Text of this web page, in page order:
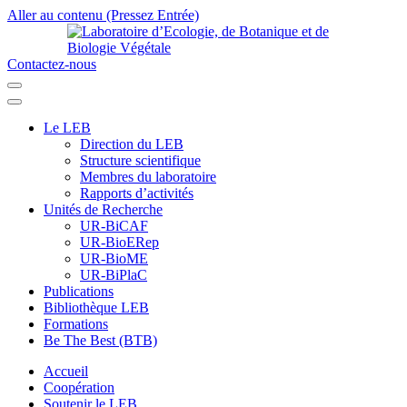
Aller au contenu (Pressez Entrée)
Contactez-nous
Le LEB
Direction du LEB
Structure scientifique
Membres du laboratoire
Rapports d’activités
Unités de Recherche
UR-BiCAF
UR-BioERep
UR-BioME
UR-BiPlaC
Publications
Bibliothèque LEB
Formations
Be The Best (BTB)
Accueil
Coopération
Soutenir le LEB